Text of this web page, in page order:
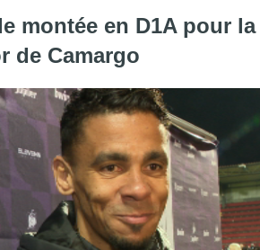
montée en D1A pour la
de Camargo